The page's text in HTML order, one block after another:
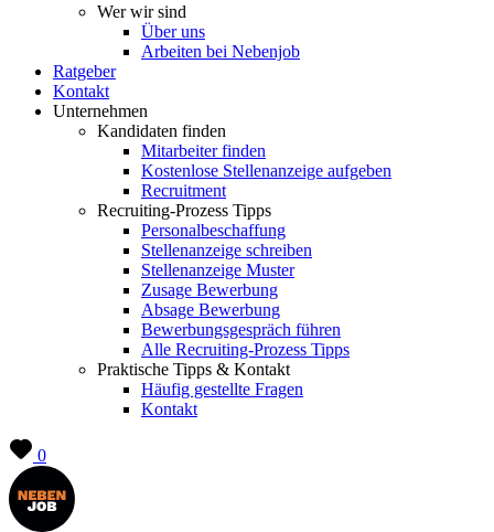
Wer wir sind
Über uns
Arbeiten bei Nebenjob
Ratgeber
Kontakt
Unternehmen
Kandidaten finden
Mitarbeiter finden
Kostenlose Stellenanzeige aufgeben
Recruitment
Recruiting-Prozess Tipps
Personalbeschaffung
Stellenanzeige schreiben
Stellenanzeige Muster
Zusage Bewerbung
Absage Bewerbung
Bewerbungsgespräch führen
Alle Recruiting-Prozess Tipps
Praktische Tipps & Kontakt
Häufig gestellte Fragen
Kontakt
0